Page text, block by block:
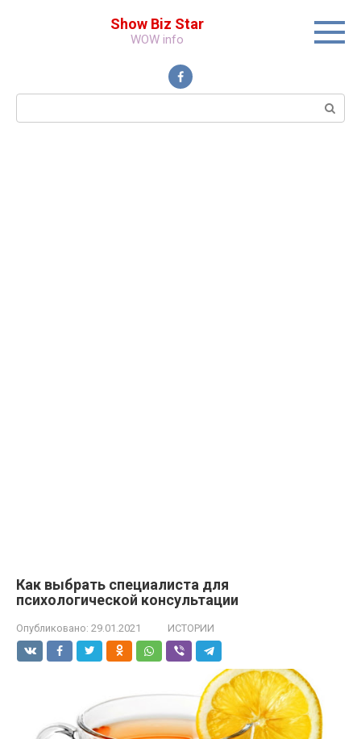
Show Biz Star
WOW info
Поиск:
Как выбрать специалиста для
психологической консультации
Опубликовано: 29.01.2021 ИСТОРИИ